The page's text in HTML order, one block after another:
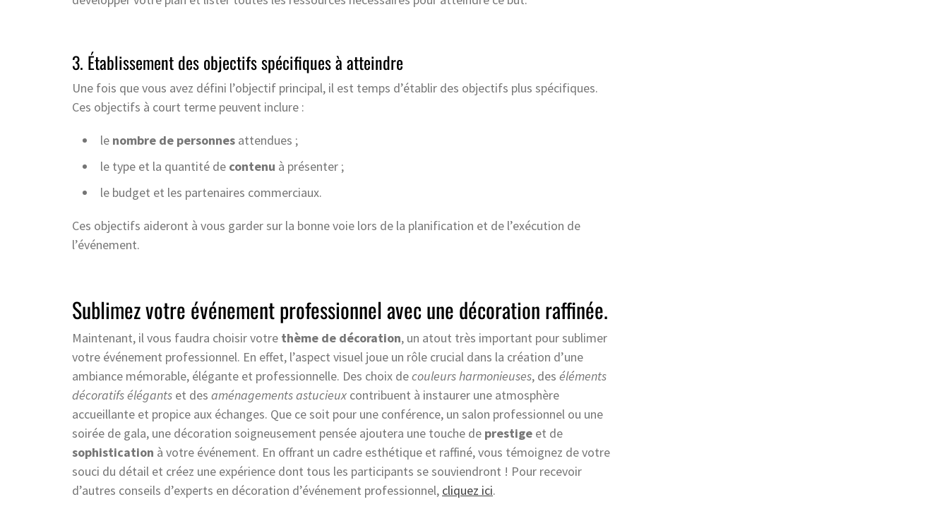
3. Établissement des objectifs spécifiques à atteindre
Une fois que vous avez défini l’objectif principal, il est temps d’établir des objectifs plus spécifiques.
Ces objectifs à court terme peuvent inclure :
le nombre de personnes attendues ;
le type et la quantité de contenu à présenter ;
le budget et les partenaires commerciaux.
Ces objectifs aideront à vous garder sur la bonne voie lors de la planification et de l’exécution de
l’événement.
Sublimez votre événement professionnel avec une décoration raffinée.
Maintenant, il vous faudra choisir votre thème de décoration, un atout très important pour sublimer
votre événement professionnel. En effet, l’aspect visuel joue un rôle crucial dans la création d’une
ambiance mémorable, élégante et professionnelle. Des choix decouleurs harmonieuses, des éléments
décoratifs élégants et des aménagements astucieux contribuent à instaurer une atmosphère
accueillante et propice aux échanges. Que ce soit pour une conférence, un salon professionnel ou une
soirée de gala, une décoration soigneusement pensée ajoutera une touche de prestige et de
sophistication à votre événement. En offrant un cadre esthétique et raffiné, vous témoignez de votre
souci du détail et créez une expérience dont tous les participants se souviendront ! Pour recevoir
d’autres conseils d’experts en décoration d’événement professionnel, cliquez ici.